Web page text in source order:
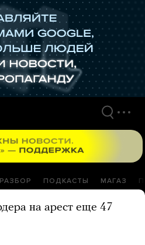
РАЗБОР ПОДКАСТЫ МАГАЗ
на арест еще 47